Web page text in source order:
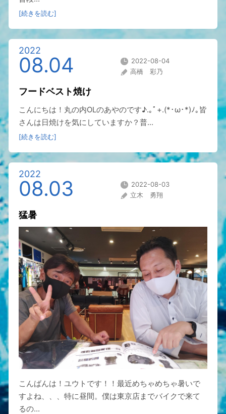
[続きを読む]
2022
08.04
2022-08-04
高橋 彩乃
フードベスト焼け
こんにちは！丸の内OLのあやのです♪.｡ﾟ+.(*･ω･*)ﾉ｡皆
さんは日焼けを気にしていますか？普...
[続きを読む]
2022
08.03
2022-08-03
立木 勇翔
猛暑
こんばんは！ユウトです！！最近めちゃめちゃ暑いで
すよね、、、特に昼間。僕は東京店までバイクで来て
るの...